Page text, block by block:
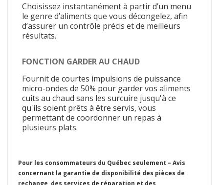
Choisissez instantanément à partir d’un menu
le genre d’aliments que vous décongelez, afin
d’assurer un contrôle précis et de meilleurs
résultats.
FONCTION GARDER AU CHAUD
Fournit de courtes impulsions de puissance
micro-ondes de 50% pour garder vos aliments
cuits au chaud sans les surcuire jusqu'à ce
qu'ils soient prêts à être servis, vous
permettant de coordonner un repas à
plusieurs plats.
Pour les consommateurs du Québec seulement – Avis
concernant la garantie de disponibilité des pièces de
rechange, des services de réparation et des